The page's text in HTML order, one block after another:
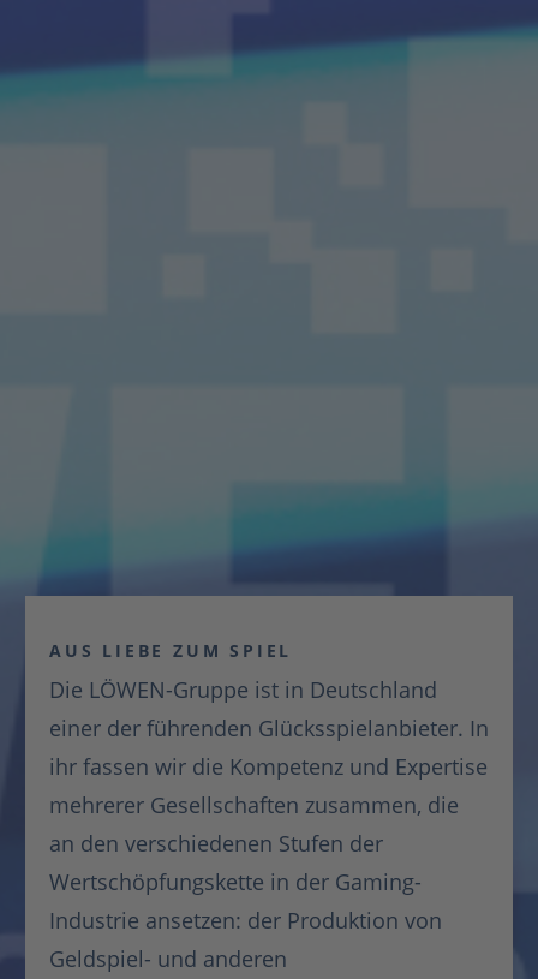
AUS LIEBE ZUM SPIEL
Die LÖWEN-Gruppe ist in Deutschland
einer der führenden Glücksspielanbieter. In
ihr fassen wir die Kompetenz und Expertise
mehrerer Gesellschaften zusammen, die
an den verschiedenen Stufen der
Wertschöpfungskette in der Gaming-
Industrie ansetzen: der Produktion von
Geldspiel- und anderen